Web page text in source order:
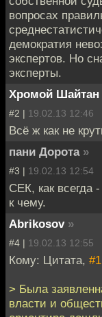
вопросах
демократия
экспертов. Но
эксперты.
Хромой Шайтан
#2 | 19.02.13 12:46
Всё ж как не
пани Дорота »
#3 | 19.02.13 12:54
СЕК, как всегда
к чему.
Abrikosov »
#4 | 19.02.13 12:55
Кому: Цитата, #1
> Была
власти и